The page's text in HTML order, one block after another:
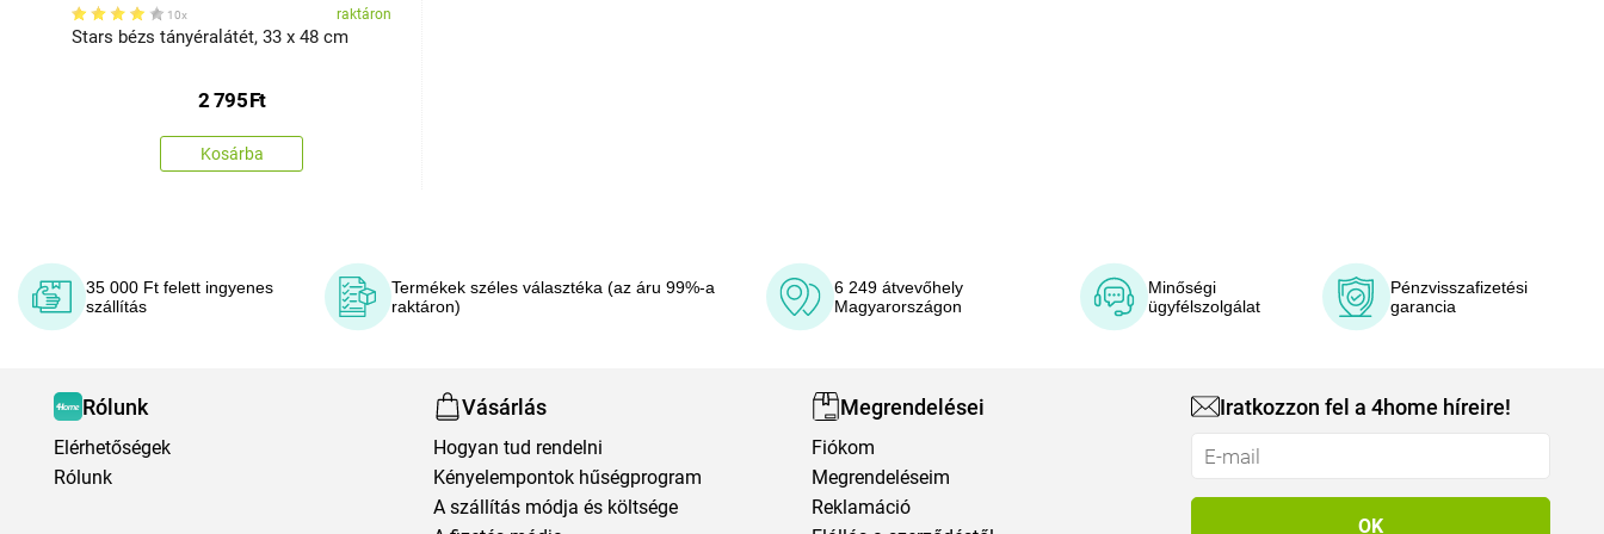
10x raktáron
Stars bézs tányéralátét, 33 x 48 cm
2 795Ft
Kosárba
35 000 Ft felett ingyenes
szállítás
Termékek széles választéka (az áru 99%-a
raktáron)
6 249 átvevőhely
Magyarországon
Minőségi
ügyfélszolgálat
Pénzvisszafizetési
garancia
Rólunk
Elérhetőségek
Rólunk
Vásárlás
Hogyan tud rendelni
Kényelempontok hűségprogram
A szállítás módja és költsége
Megrendelései
Fiókom
Megrendeléseim
Reklamáció
Iratkozzon fel a 4home híreire!